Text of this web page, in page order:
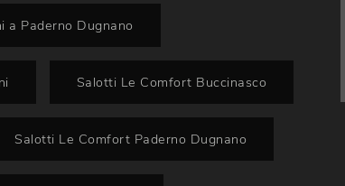
a Paderno Dugnano
Salotti Le Comfort Buccinasco
Salotti Le Comfort Paderno Dugnano